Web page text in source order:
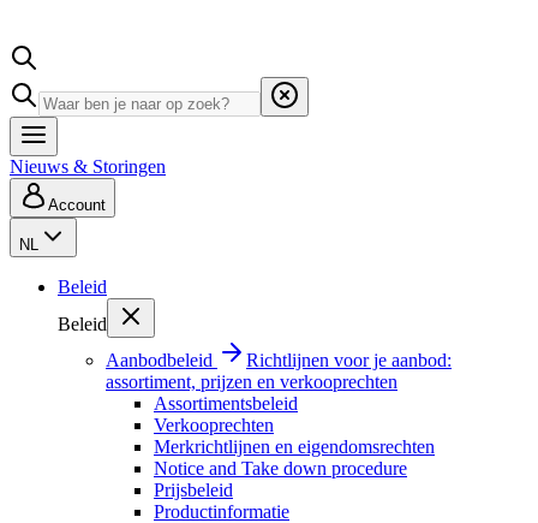
Nieuws & Storingen
Account
NL
Beleid
Beleid
Aanbodbeleid
Richtlijnen voor je aanbod:
assortiment, prijzen en verkooprechten
Assortimentsbeleid
Verkooprechten
Merkrichtlijnen en eigendomsrechten
Notice and Take down procedure
Prijsbeleid
Productinformatie